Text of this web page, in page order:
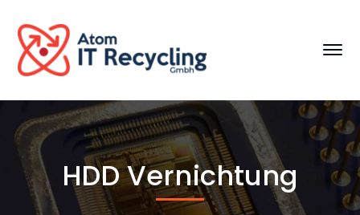
HDD Vernichtung